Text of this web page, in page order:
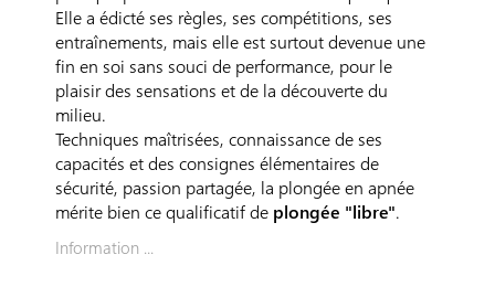
Elle a édicté ses règles, ses compétitions, ses
entraînements, mais elle est surtout devenue une
fin en soi sans souci de performance, pour le
plaisir des sensations et de la découverte du
milieu.
Techniques maîtrisées, connaissance de ses
capacités et des consignes élémentaires de
sécurité, passion partagée, la plongée en apnée
mérite bien ce qualificatif de plongée "libre".
Information ...